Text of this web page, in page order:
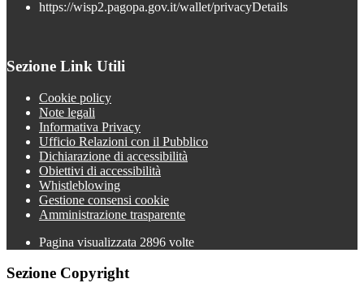
https://wisp2.pagopa.gov.it/wallet/privacyDetails
Sezione Link Utili
Cookie policy
Note legali
Informativa Privacy
Ufficio Relazioni con il Pubblico
Dichiarazione di accessibilità
Obiettivi di accessibilità
Whistleblowing
Gestione consensi cookie
Amministrazione trasparente
Pagina visualizzata 2896 volte
Sezione Copyright